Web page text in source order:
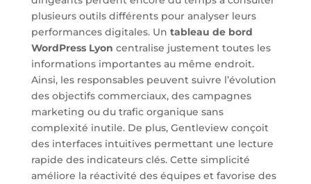
plusieurs outils différents pour analyser leurs
performances digitales. Un tableau de bord
WordPress Lyon centralise justement toutes les
informations importantes au même endroit.
Ainsi, les responsables peuvent suivre l’évolution
des objectifs commerciaux, des campagnes
marketing ou du trafic organique sans
complexité inutile. De plus, Gentleview conçoit
des interfaces intuitives permettant une lecture
rapide des indicateurs clés. Cette simplicité
améliore la réactivité des équipes et favorise des